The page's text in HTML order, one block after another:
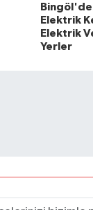
Bingöl'de
Elektrik
Elektrik
Yerler